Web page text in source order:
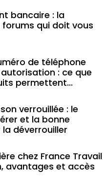
compatibles
bancaire : la
qui doit vous
de téléphone
: ce que
permettent
verrouillée : le
et la bonne
déverrouiller
chez France Travail
avantages et accès